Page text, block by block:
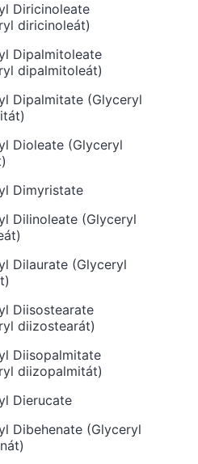
Diricinoleate
diricinoleát)
Dipalmitoleate
dipalmitoleát)
Dipalmitate (Glyceryl
Dioleate (Glyceryl
Dimyristate
Dilinoleate (Glyceryl
Dilaurate (Glyceryl
Diisostearate
diizostearát)
Diisopalmitate
diizopalmitát)
Dierucate
Dibehenate (Glyceryl